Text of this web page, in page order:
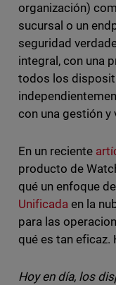
organización)
sucursal o un
seguridad
integral, con una
todos los
con una gestión
En un reciente
producto de
qué un enfoque de
Unificadaen la
para las
qué es tan eficaz.
Hoy en día, los